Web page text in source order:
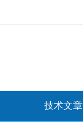
技术文章